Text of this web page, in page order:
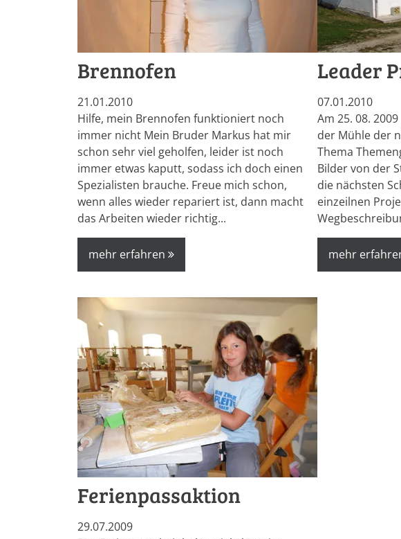
Brennofen
21.01.2010
Hilfe, mein Brennofen funktioniert noch
immer nicht Mein Bruder Markus hat mir
schon sehr viel geholfen, leider ist noch
immer etwas kaputt, sodass ich doch einen
Spezialisten brauche. Freue mich schon,
wenn alles wieder repariert ist, dann macht
das Arbeiten wieder richtig...
mehr erfahren
Leader
07.01.2010
Am 25. 08.
der Mühle der
Thema
Bilder von der
die nächsten
einzeilnen
mehr
Ferienpassaktion
29.07.2009